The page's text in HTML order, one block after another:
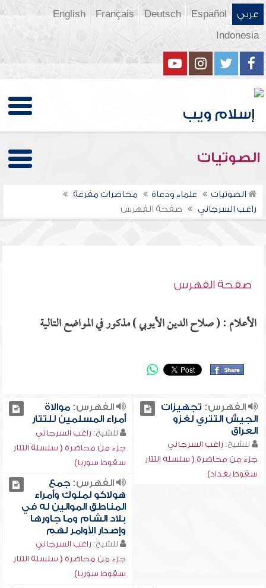
عربي Español
Deutsch
Français
English
Indonesia
الصوتيات
الصوتيات علماء ودعاة
محاضرات مفرغة
راغب السرجاني
صفحة الفهرس
صفحة الفهرس
الأعلام : ( صلاح الدين الأيوبي ) مذكور في المواضع التالية
الفهرس: تجهيزات
الجيش التتري لغزو
العراق
للشيخ: راغب السرجاني
جزء من محاضرة ( سلسلة التتار
سقوط بغداد)
الفهرس:موالاة
أمراء المسلمين للتتار
للشيخ: راغب السرجاني
جزء من محاضرة ( سلسلة التتار
سقوط سوريا)
الفهرس:جمع
هولاكو لملوك وأمراء
المناطق الموالين له في
بلاد الشام وما جاورها
وإصدار الأوامر لهم
للشيخ: راغب السرجاني
جزء من محاضرة ( سلسلة التتار
سقوط سوريا)